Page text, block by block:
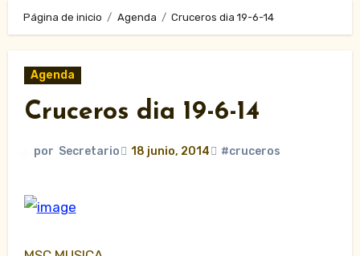
Página de inicio Agenda Cruceros dia 19-6-14
Agenda
Cruceros dia 19-6-14
por Secretario 18 junio, 2014 #cruceros